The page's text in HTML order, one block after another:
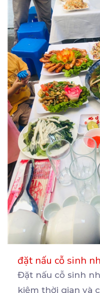
đặt nấu cỗ sinh
Đặt nấu cỗ sinh
kiệm thời gian và